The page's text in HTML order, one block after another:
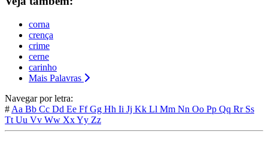
corna
crença
crime
cerne
carinho
Mais Palavras
Navegar por letra:
# Aa Bb Cc Dd Ee FfGg Hh Ii Jj Kk Ll Mm Nn Oo Pp Qq Rr Ss
Tt Uu Vv Ww XxYy Zz